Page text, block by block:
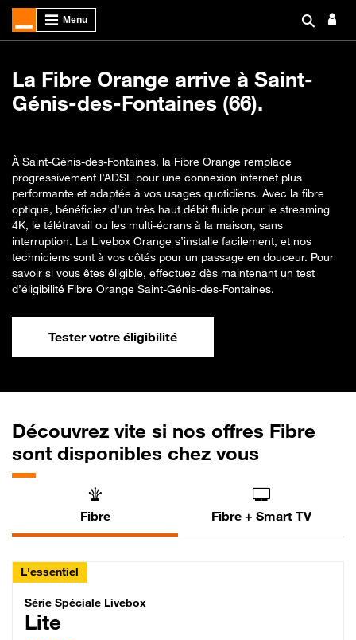
La Fibre Orange arrive à Saint-
Génis-des-Fontaines (66).
À Saint-Génis-des-Fontaines, la Fibre Orange remplace
progressivement l’ADSL pour une connexion internet plus
performante et adaptée à vos usages quotidiens. Avec la fibre
optique, bénéficiez d’un très haut débit fluide pour le streaming
4K, le télétravail ou les multi-écrans à la maison, sans
interruption. La Livebox Orange s’installe facilement, et nos
techniciens sont à vos côtés pour un passage en douceur. Pour
savoir si vous êtes éligible, effectuez dès maintenant un test
d’éligibilité Fibre Orange Saint-Génis-des-Fontaines.
Tester votre éligibilité
Découvrez vite si nos offres Fibre
sont disponibles chez vous
Fibre Fibre + Smart TV
L'essentiel
Série Spéciale Livebox Lite Fibre
Série Spéciale Livebox
Lite